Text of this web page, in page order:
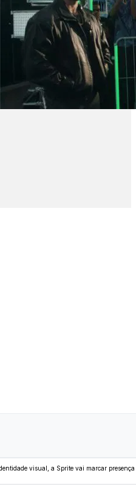
visual, a Sprite vai marcar